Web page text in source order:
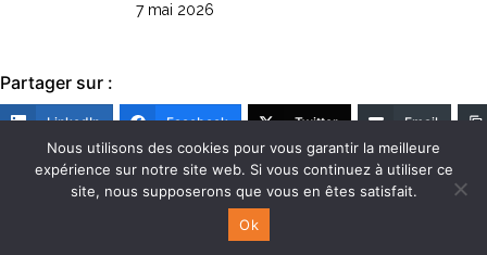
7 mai 2026
Partager sur :
LinkedIn Facebook Twitter Email
© CHASSANY WATRELOT & ASSOCIÉS - SOCIÉTÉ D'AVOCATS - 2017
Mentions Légales
Nous utilisons des cookies pour vous garantir la meilleure
expérience sur notre site web. Si vous continuez à utiliser ce
site, nous supposerons que vous en êtes satisfait.
Ok